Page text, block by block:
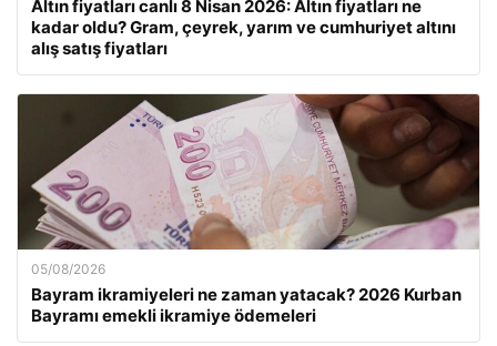
Altın fiyatları canlı 8 Nisan 2026: Altın fiyatları ne
kadar oldu? Gram, çeyrek, yarım ve cumhuriyet altını
alış satış fiyatları
05/08/2026
Bayram ikramiyeleri ne zaman yatacak? 2026 Kurban
Bayramı emekli ikramiye ödemeleri